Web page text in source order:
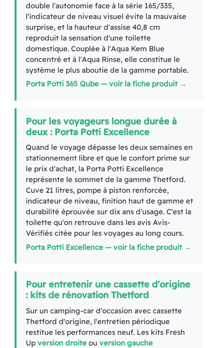
double l'autonomie face à la série 165/335,
l'indicateur de niveau visuel évite la mauvaise
surprise, et la hauteur d'assise 40,8 cm
reproduit la sensation d'une toilette
domestique. Couplée à l'Aqua Kem Blue
concentré et à l'Aqua Rinse, elle constitue le
système le plus aboutie de la gamme portable.
Porta Potti 365 Qube — voir la fiche produit →
Pour les voyageurs longue durée à
deux : Porta Potti Excellence
Quand le voyage dépasse les deux semaines en
stationnement libre et que le confort prime sur
le prix d'achat, la Porta Potti Excellence
représente le sommet de la gamme Thetford.
Cuve 21 litres, pompe à piston renforcée,
indicateur de niveau, finition haut de gamme et
durabilité éprouvée sur dix ans d'usage. C'est la
toilette qu'on retrouve dans les avis Avis-
Vérifiés citée pour les voyages au long cours.
Porta Potti Excellence — voir la fiche produit →
Pour entretenir une cassette d'origine
: kits de rénovation Thetford
Sur un camping-car d'occasion avec cassette
Thetford d'origine, l'entretien périodique
restitue les performances neuf. Les kits Fresh
Upversion droite ouversion gauche